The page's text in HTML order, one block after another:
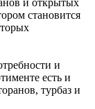
становится
и
есть и
турбаз и